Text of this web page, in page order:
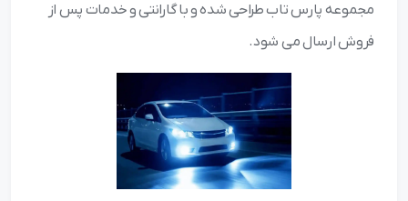
مجموعه پارس تاب طراحی شده و با گارانتی و خدمات پس از
فروش ارسال می شود.